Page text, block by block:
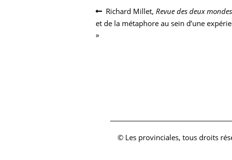
Navigation
de
Article
précédent :
Richard Millet, Revue des deux mondes
et de la métaphore au sein d’une
»
© Les provinciales, tous droits